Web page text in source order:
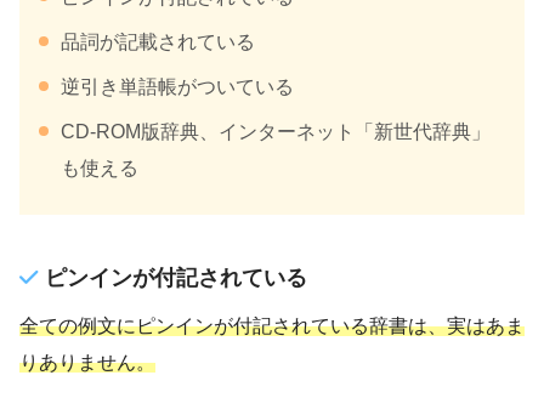
品詞が記載されている
逆引き単語帳がついている
CD-ROM版辞典、インターネット「新世代辞典」
も使える
ピンインが付記されている
全ての例文にピンインが付記されている辞書は、実はあま
りありません。